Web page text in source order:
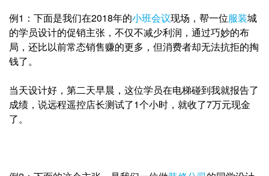
例1：下面是我们在2018年的小班会议现场，帮一位服装城
的学员设计的促销主张 ，不仅不减少利润，通过巧妙的布
局，还比以前常态销售赚的更多，但消费者却无法抗拒的掏
钱了。
当天设计好，第二天早晨，这位学员在电梯碰到我就报告了
成绩，说远程遥控店长测试了1个小时，就收了7万元现金
了。